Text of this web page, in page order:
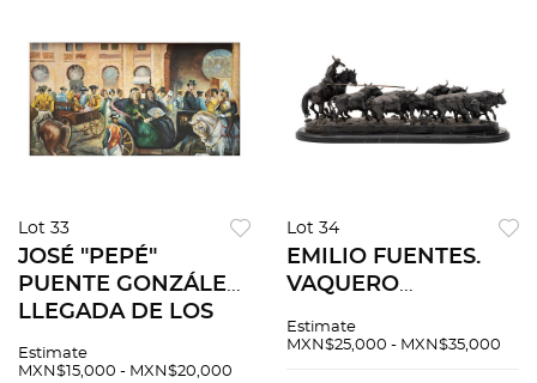
Lot 33
JOSÉ "PEPÉ"
PUENTE GONZÁLEZ.
LLEGADA DE LOS
REINA. Óleo sobre
Estimate
MXN$15,000 - MXN$20,000
Lot 34
EMILIO FUENTES.
VAQUERO
ENCIERRO.
Estimate
MXN$25,000 - MXN$35,000